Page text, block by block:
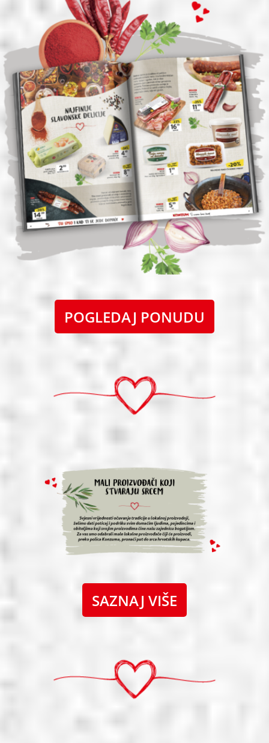
POGLEDAJ PONUDU
SAZNAJ VIŠE